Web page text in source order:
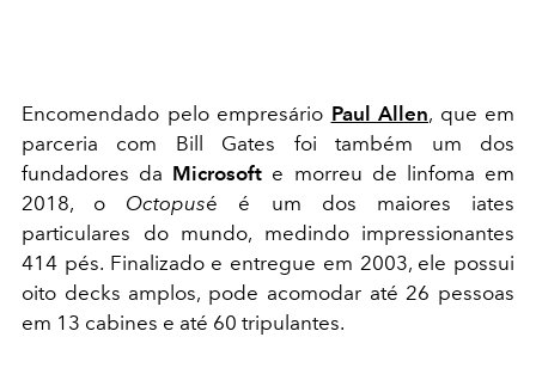
Encomendado pelo empresário Paul Allen, que em
parceria com Bill Gates foi também um dos
fundadores da Microsoft e morreu de linfoma em
2018, o Octopusé é um dos maiores iates
particulares do mundo, medindo impressionantes
414 pés. Finalizado e entregue em 2003, ele possui
oito decks amplos, pode acomodar até 26 pessoas
em 13 cabines e até 60 tripulantes.